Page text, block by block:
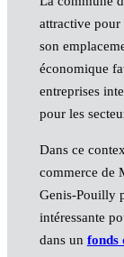
attractive pour
son
économique
entreprises
pour les
Dans ce
commerce de
Genis-Pouilly
intéressante
dans un fonds